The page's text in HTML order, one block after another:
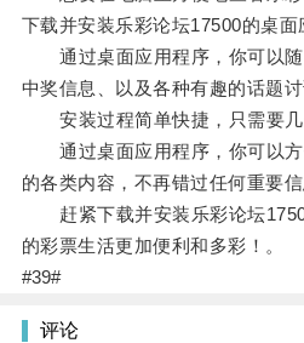
下载并安装乐彩论坛17500的桌面
通过桌面应用程序，你可以随
中奖信息、以及各种有趣的话题讨
安装过程简单快捷，只需要几
通过桌面应用程序，你可以方
的各类内容，不再错过任何重要信
赶紧下载并安装乐彩论坛
的彩票生活更加便利和多彩！。
#39#
评论